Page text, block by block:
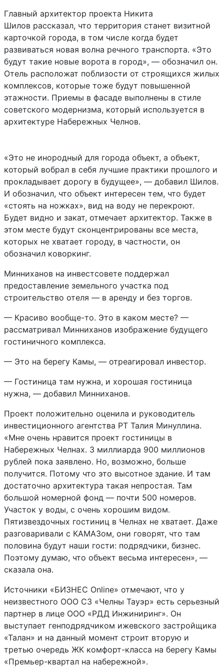
Главный архитектор проекта Никита
Шилов рассказал, что территория станет визитной
карточкой города, в том числе когда будет
развиваться новая волна речного транспорта. «Это
будут такие новые ворота в город», — обозначил он.
Отель расположат поблизости от строящихся жилых
комплексов, которые тоже будут повышенной
этажности. Приемы в фасаде выполнены в стиле
советского модернизма, который используется в
архитектуре Набережных Челнов.
«Это не инородный для города объект, а объект,
который вобрал в себя лучшие практики прошлого и
прокладывает дорогу в будущее», — добавил Шилов.
И обозначил, что объект интересен тем, что будет
«стоять на ножках», вид на воду не перекроют.
Будет видно и закат, отмечает архитектор. Также в
этом месте будут сконцентрированы все места,
которых не хватает городу, в частности, он
обозначил коворкинг.
Минниханов на инвестсовете поддержал
предоставление земельного участка под
строительство отеля — в аренду и без торгов.
— Красиво вообще-то. Это в каком месте? —
рассматривал Минниханов изображение будущего
гостиничного комплекса.
— Это на берегу Камы, — отреагировал инвестор.
— Гостиница там нужна, и хорошая гостиница
нужна, — добавил Минниханов.
Проект положительно оценила и руководитель
инвестиционного агентства РТ Талия Минуллина.
«Мне очень нравится проект гостиницы в
Набережных Челнах. 3 миллиарда 900 миллионов
рублей пока заявлено. Но, возможно, больше
получится. Потому что это высотное здание. И там
достаточно архитектура такая непростая. Там
большой номерной фонд — почти 500 номеров.
Участок у воды, с очень хорошим видом.
Пятизвездочных гостиниц в Челнах не хватает. Даже
разговаривали с КАМАЗом, они говорят, что там
половина будут наши гости: подрядчики, бизнес.
Поэтому думаю, что объект весьма интересен», —
сказала она.
Источники «БИЗНЕС Online» отмечают, что у
неизвестного ООО СЗ «Челны Тауэр» есть серьезный
партнер в лице ООО «РДД Инжиниринг». Он
выступает генподрядчиком ижевского застройщика
«Талан» и на данный момент строит вторую и
третью очередь ЖК комфорт-класса на берегу Камы
«Премьер-квартал на набережной».